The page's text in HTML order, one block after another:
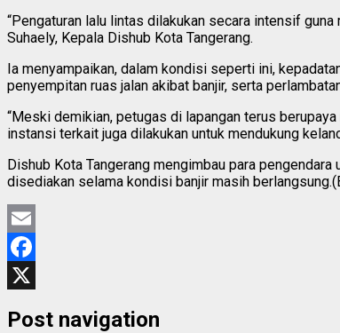
“Pengaturan lalu lintas dilakukan secara intensif
Suhaely, Kepala Dishub Kota Tangerang.
Ia menyampaikan, dalam kondisi seperti ini,
penyempitan ruas jalan akibat banjir, serta
“Meski demikian, petugas di lapangan terus
instansi terkait juga dilakukan untuk mendukung
Dishub Kota Tangerang mengimbau para
disediakan selama kondisi banjir masih
Email
Facebook
Post navigation